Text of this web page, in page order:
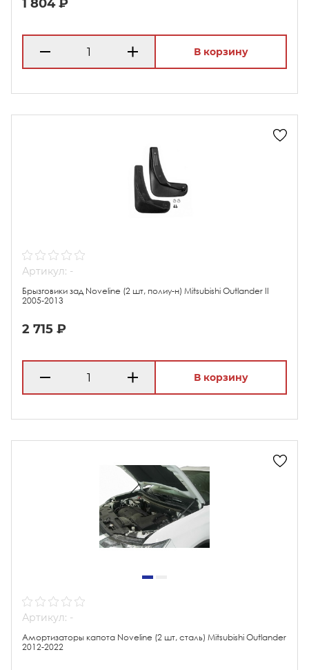
1 804 ₽
В корзину
Артикул: -
Брызговики зад Noveline (2 шт, полиу-н) Mitsubishi Outlander II
2005-2013
2 715 ₽
В корзину
Артикул: -
Амортизаторы капота Noveline (2 шт, сталь) Mitsubishi Outlander
2012-2022